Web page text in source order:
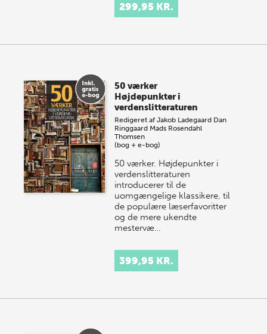
299,95 KR.
50 værker
Højdepunkter i
verdenslitteraturen
Redigeret afJakob Ladegaard Dan
Ringgaard Mads Rosendahl
Thomsen
(bog + e-bog)
50 værker. Højdepunkter i
verdenslitteraturen
introducerer til de
uomgængelige klassikere, til
de populære læserfavoritter
og de mere ukendte
mestervæ…
399,95 KR.